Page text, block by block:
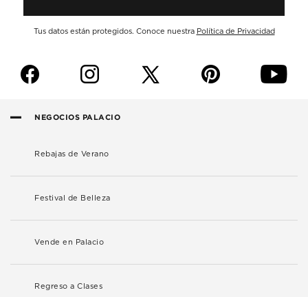
Tus datos están protegidos. Conoce nuestra Política de Privacidad
f i p y
NEGOCIOS PALACIO
Rebajas de Verano
Festival de Belleza
Vende en Palacio
Regreso a Clases